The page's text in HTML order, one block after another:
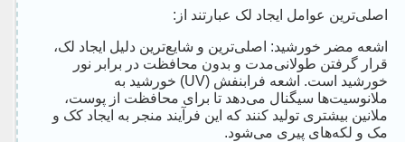
اصلی‌ترین عوامل ایجاد لک عبارتند از:
اشعه مضر خورشید: اصلی‌ترین و شایع‌ترین دلیل ایجاد لک،
قرار گرفتن طولانی‌مدت و بدون محافظت در برابر نور
خورشید است. اشعه فرابنفش (UV) خورشید به
ملانوسیت‌ها سیگنال می‌دهد تا برای محافظت از پوست،
ملانین بیشتری تولید کنند که این فرآیند منجر به ایجاد کک و
مک و لکه‌های پیری می‌شود.